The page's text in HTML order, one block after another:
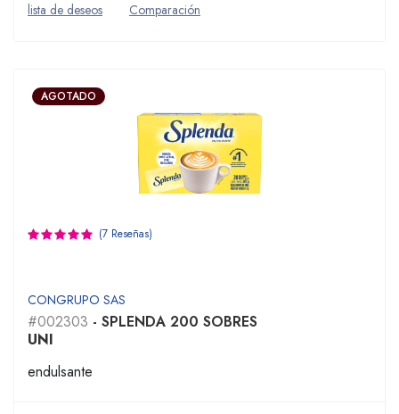
lista de deseos Comparación
AGOTADO
(7 Reseñas)
CONGRUPO SAS
#002303 - SPLENDA 200 SOBRES
UNI
endulsante